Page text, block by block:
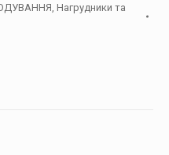
Нагрудники та